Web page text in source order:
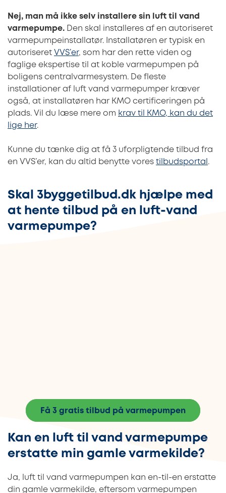
Nej, man må ikke selv installere sin luft til vand
varmepumpe. Den skal installeres af en autoriseret
varmepumpeinstallatør. Installatøren er typisk en
autoriseret VVS’er, som har den rette viden og
faglige ekspertise til at koble varmepumpen på
boligens centralvarmesystem. De fleste
installationer af luft vand varmepumper kræver
også, at installatøren har KMO certificeringen på
plads. Vil du læse mere om krav til KMO, kan du det
lige her.
Kunne du tænke dig at få 3 uforpligtende tilbud fra
en VVS’er, kan du altid benytte vores tilbudsportal .
Skal 3byggetilbud.dk hjælpe med
at hente tilbud på en luft-vand
varmepumpe?
Få 3 gratis tilbud på varmepumpen
Kan en luft til vand varmepumpe
erstatte min gamle varmekilde?
Ja, luft til vand varmepumpen kan en-til-en erstatte
din gamle varmekilde, eftersom varmepumpen